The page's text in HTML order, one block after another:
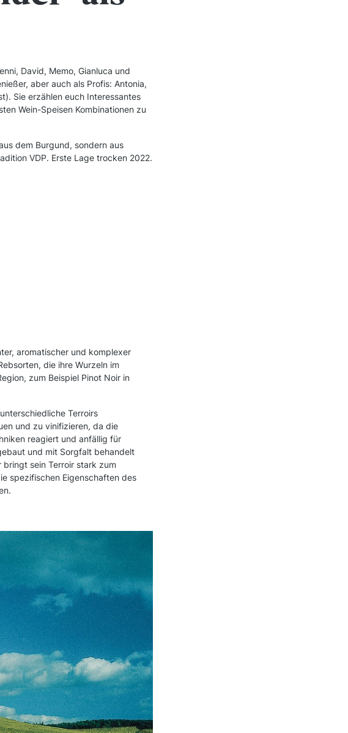
David, Memo, Gianluca und
aber auch als Profis: Antonia,
Sie erzählen euch Interessantes
Wein-Speisen Kombinationen zu
dem Burgund, sondern aus
VDP. Erste Lage trocken 2022.
aromatischer und komplexer
die ihre Wurzeln im
zum Beispiel Pinot Noir in
Terroirs
und zu vinifizieren, da die
reagiert und anfällig für
und mit Sorgfalt behandelt
sein Terroir stark zum
spezifischen Eigenschaften des